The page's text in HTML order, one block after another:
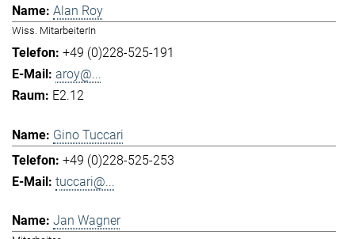
Alan Roy
Wiss. MitarbeiterIn
+49 (0)228-525-191
aroy@...
E2.12
Gino Tuccari
+49 (0)228-525-253
tuccari@...
Jan Wagner